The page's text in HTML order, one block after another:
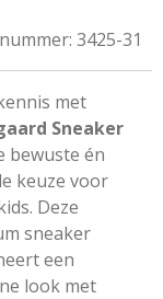
3425-31
met
Sneaker
bewuste én
keuze voor
Deze
sneaker
een
look met